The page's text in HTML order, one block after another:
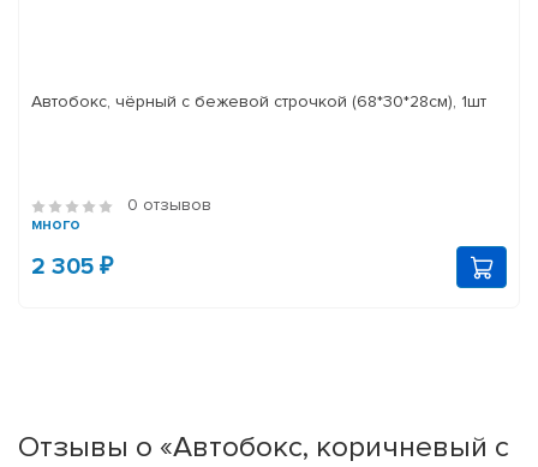
Автобокс, чёрный с бежевой строчкой (68*30*28см), 1шт
0 отзывов
много
2 305 ₽
Отзывы о «Автобокс, коричневый с